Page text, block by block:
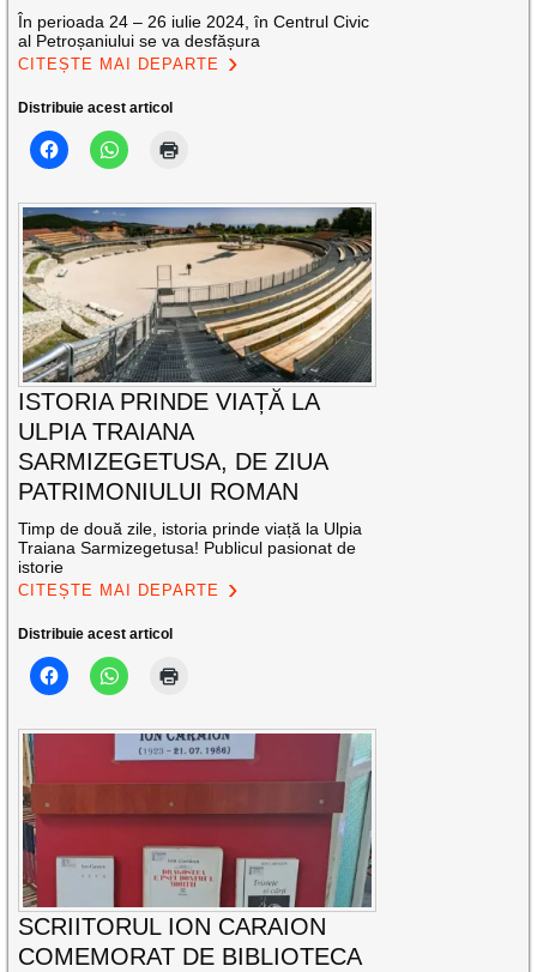
În perioada 24 – 26 iulie 2024, în Centrul Civic
al Petroșaniului se va desfășura
CITEȘTE MAI DEPARTE
Distribuie acest articol
ISTORIA PRINDE VIAȚĂ LA
ULPIA TRAIANA
SARMIZEGETUSA, DE ZIUA
PATRIMONIULUI ROMAN
Timp de două zile, istoria prinde viață la Ulpia
Traiana Sarmizegetusa! Publicul pasionat de
istorie
CITEȘTE MAI DEPARTE
Distribuie acest articol
SCRIITORUL ION CARAION
COMEMORAT DE BIBLIOTECA